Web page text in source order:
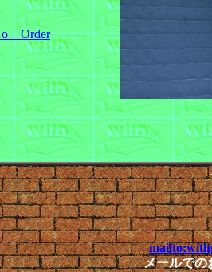
Order
メールでの